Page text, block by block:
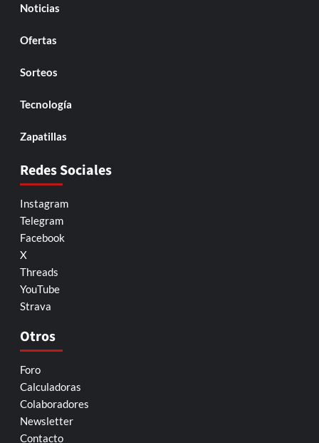
Noticias
Ofertas
Sorteos
Tecnología
Zapatillas
Redes Sociales
Instagram
Telegram
Facebook
X
Threads
YouTube
Strava
Otros
Foro
Calculadoras
Colaboradores
Newsletter
Contacto